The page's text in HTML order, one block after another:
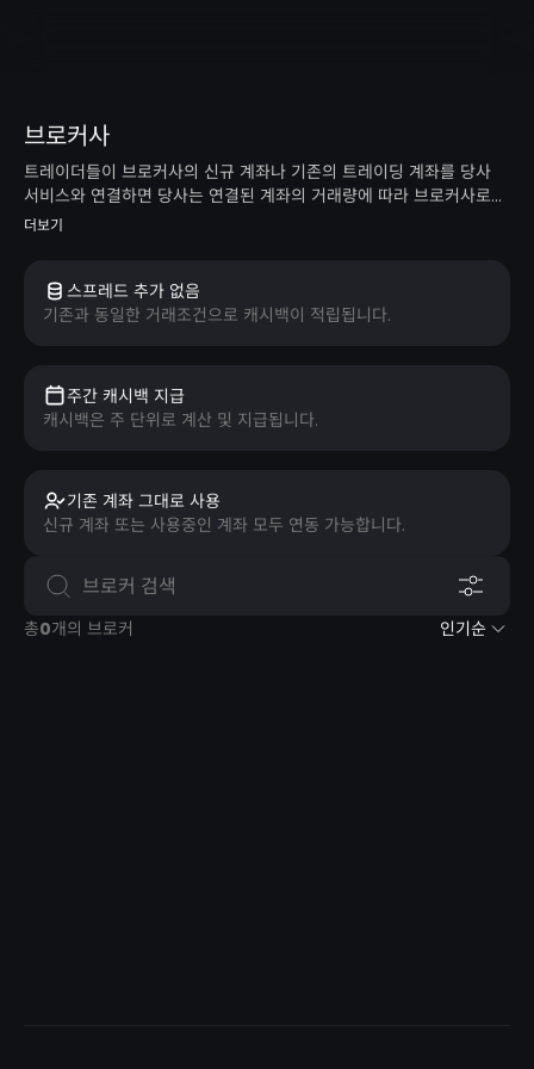
브로커사
트레이더들이 브로커사의 신규 계좌나 기존의 트레이딩 계좌를 당사
서비스와 연결하면 당사는 연결된 계좌의 거래량에 따라 브로커사로부
터 커미션을 받고, 받은 커미션의 대부분을 고객과 공유합니다. 당사의
는 것보다 더 유리한 독점 프로모션들을 제공합니다.
더보기
스프레드 추가 없음
기존과 동일한 거래조건으로 캐시백이 적립됩니다.
주간 캐시백 지급
캐시백은 주 단위로 계산 및 지급됩니다.
기존 계좌 그대로 사용
신규 계좌 또는 사용중인 계좌 모두 연동 가능합니다.
인기순
총0개의 브로커